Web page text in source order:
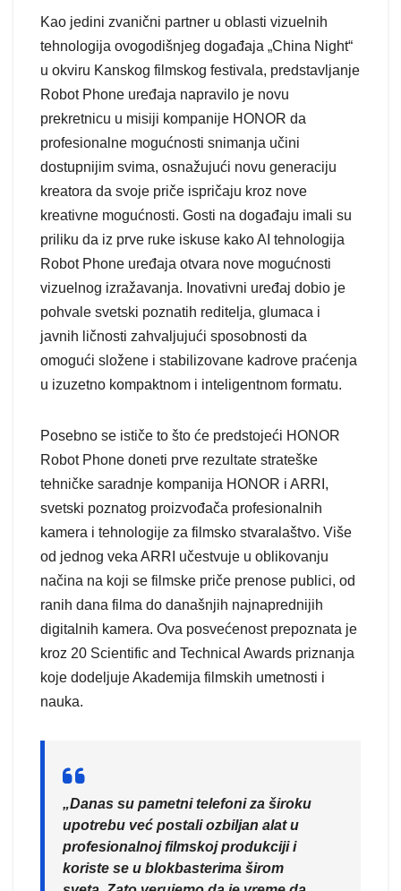
Kao jedini zvanični partner u oblasti vizuelnih
tehnologija ovogodišnjeg događaja „China Night“
u okviru Kanskog filmskog festivala, predstavljanje
Robot Phone uređaja napravilo je novu
prekretnicu u misiji kompanije HONOR da
profesionalne mogućnosti snimanja učini
dostupnijim svima, osnažujući novu generaciju
kreatora da svoje priče ispričaju kroz nove
kreativne mogućnosti. Gosti na događaju imali su
priliku da iz prve ruke iskuse kako AI tehnologija
Robot Phone uređaja otvara nove mogućnosti
vizuelnog izražavanja. Inovativni uređaj dobio je
pohvale svetski poznatih reditelja, glumaca i
javnih ličnosti zahvaljujući sposobnosti da
omogući složene i stabilizovane kadrove praćenja
u izuzetno kompaktnom i inteligentnom formatu.
Posebno se ističe to što će predstojeći HONOR
Robot Phone doneti prve rezultate strateške
tehničke saradnje kompanija HONOR i ARRI,
svetski poznatog proizvođača profesionalnih
kamera i tehnologije za filmsko stvaralaštvo. Više
od jednog veka ARRI učestvuje u oblikovanju
načina na koji se filmske priče prenose publici, od
ranih dana filma do današnjih najnaprednijih
digitalnih kamera. Ova posvećenost prepoznata je
kroz 20 Scientific and Technical Awards priznanja
koje dodeljuje Akademija filmskih umetnosti i
nauka.
„Danas su pametni telefoni za široku
upotrebu već postali ozbiljan alat u
profesionalnoj filmskoj produkciji i
koriste se u blokbasterima širom